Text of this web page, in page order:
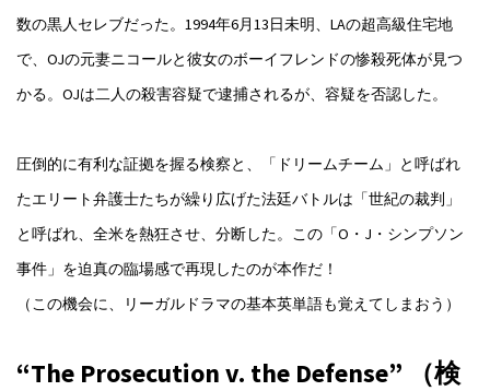
数の黒人セレブだった。1994年6月13日未明、LAの超高級住宅地
で、OJの元妻ニコールと彼女のボーイフレンドの惨殺死体が見つ
かる。OJは二人の殺害容疑で逮捕されるが、容疑を否認した。
圧倒的に有利な証拠を握る検察と、「ドリームチーム」と呼ばれ
たエリート弁護士たちが繰り広げた法廷バトルは「世紀の裁判」
と呼ばれ、全米を熱狂させ、分断した。この「O・J・シンプソン
事件」を迫真の臨場感で再現したのが本作だ！
（この機会に、リーガルドラマの基本英単語も覚えてしまおう）
“The Prosecution v. the Defense” （検